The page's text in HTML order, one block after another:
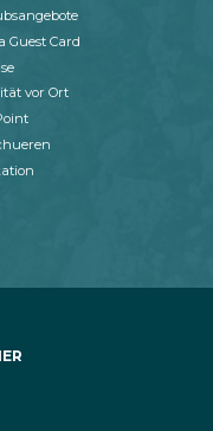
Guest Card
vor Ort